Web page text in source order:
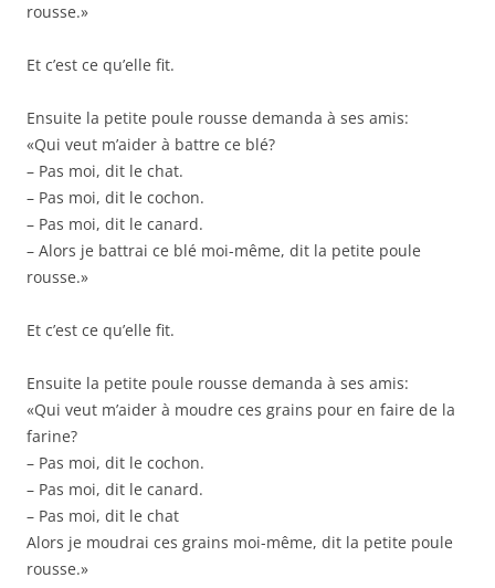
rousse.»
Et c’est ce qu’elle fit.
Ensuite la petite poule rousse demanda à ses amis:
«Qui veut m’aider à battre ce blé?
– Pas moi, dit le chat.
– Pas moi, dit le cochon.
– Pas moi, dit le canard.
– Alors je battrai ce blé moi-même, dit la petite poule
rousse.»
Et c’est ce qu’elle fit.
Ensuite la petite poule rousse demanda à ses amis:
«Qui veut m’aider à moudre ces grains pour en faire de la
farine?
– Pas moi, dit le cochon.
– Pas moi, dit le canard.
– Pas moi, dit le chat
Alors je moudrai ces grains moi-même, dit la petite poule
rousse.»